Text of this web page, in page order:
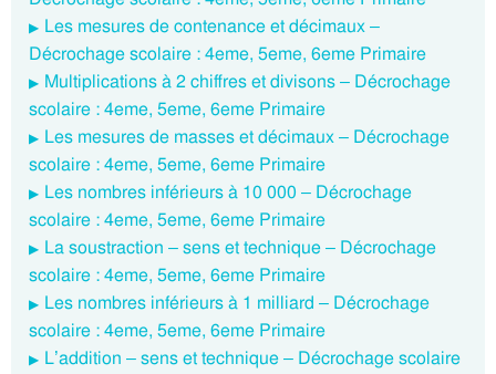
Les mesures de contenance et décimaux –
Décrochage scolaire : 4eme, 5eme, 6eme Primaire
Multiplications à 2 chiffres et divisons – Décrochage
scolaire : 4eme, 5eme, 6eme Primaire
Les mesures de masses et décimaux – Décrochage
scolaire : 4eme, 5eme, 6eme Primaire
Les nombres inférieurs à 10 000 – Décrochage
scolaire : 4eme, 5eme, 6eme Primaire
La soustraction – sens et technique – Décrochage
scolaire : 4eme, 5eme, 6eme Primaire
Les nombres inférieurs à 1 milliard – Décrochage
scolaire : 4eme, 5eme, 6eme Primaire
L’addition – sens et technique – Décrochage scolaire